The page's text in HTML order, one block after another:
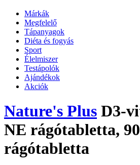
Márkák
Megfelelő
Tápanyagok
Diéta és fogyás
Sport
Élelmiszer
Testápolók
Ajándékok
Akciók
Nature's Plus D3-
NE rágótabletta, 90
rágótabletta